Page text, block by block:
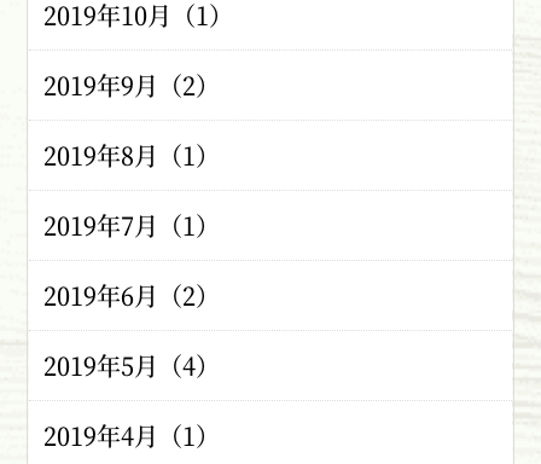
2019年10月（1）
2019年9月（2）
2019年8月（1）
2019年7月（1）
2019年6月（2）
2019年5月（4）
2019年4月（1）